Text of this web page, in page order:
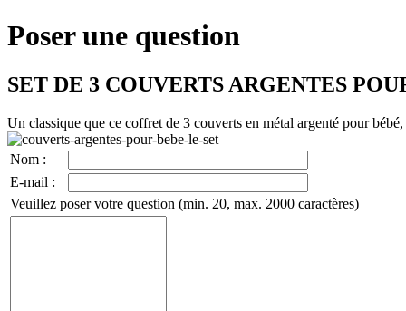
Poser une question
SET DE 3 COUVERTS ARGENTES
Un classique que ce coffret de 3 couverts en métal argenté pour
Nom :
E-mail :
Veuillez poser votre question (min. 20, max. 2000 caractères)